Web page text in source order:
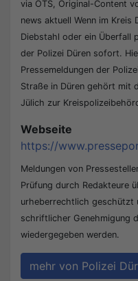
via OTS, Original-Content
news aktuell Wenn im Kreis
Diebstahl oder ein Überfall
der Polizei Düren sofort.
Pressemeldungen der
Straße in Düren gehört mit
Jülich zur
Webseite
https://
Meldungen von
Prüfung durch Redakteure
urheberrechtlich geschützt
schriftlicher Genehmigung
wiedergegeben werden.
mehr von Polizei